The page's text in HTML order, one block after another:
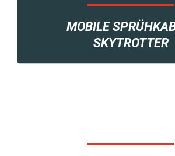
MOBILE
SKYTROTTER